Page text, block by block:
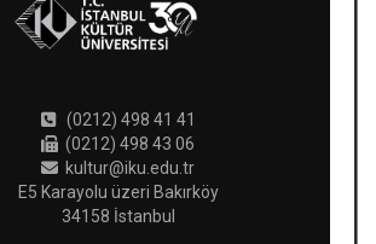
(0212) 498 41 41
(0212) 498 43 06
kultur@iku.edu.tr
E5 Karayolu üzeri Bakırköy
34158 İstanbul